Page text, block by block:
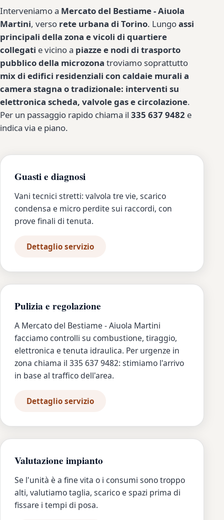
Interveniamo a Mercato del Bestiame - Aiuola
Martini, verso rete urbana di Torino. Lungoassi
principali della zona e vicoli di quartiere
collegati e vicino a piazze e nodi di trasporto
pubblico della microzona troviamo soprattutto
mix di edifici residenziali con caldaie murali a
camera stagna o tradizionale: interventi su
elettronica scheda, valvole gas e circolazione.
Per un passaggio rapido chiama il 335 637 9482 e
indica via e piano.
Guasti e diagnosi
Vani tecnici stretti: valvola tre vie, scarico
condensa e micro perdite sui raccordi, con
prove finali di tenuta.
Dettaglio servizio
Pulizia e regolazione
A Mercato del Bestiame - Aiuola Martini
facciamo controlli su combustione, tiraggio,
elettronica e tenuta idraulica. Per urgenze in
zona chiama il 335 637 9482: stimiamo l'arrivo
in base al traffico dell'area.
Dettaglio servizio
Valutazione impianto
Se l'unità è a fine vita o i consumi sono troppo
alti, valutiamo taglia, scarico e spazi prima di
fissare i tempi di posa.